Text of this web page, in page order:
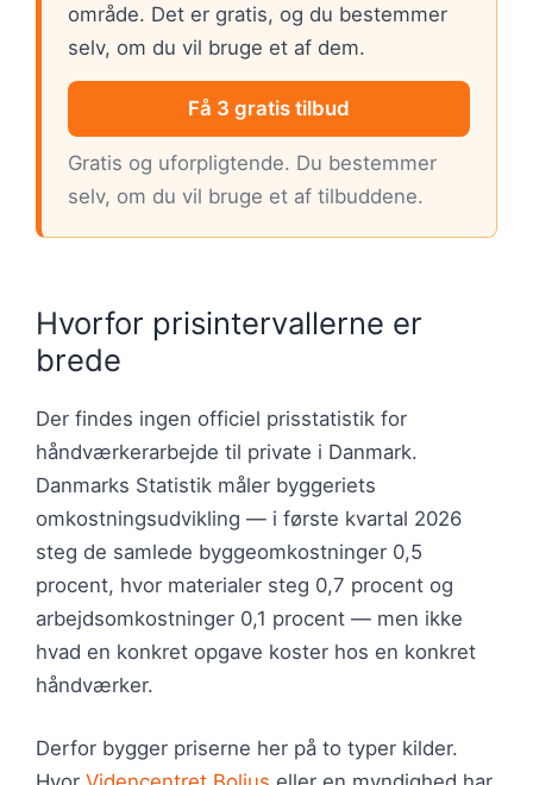
område. Det er gratis, og du bestemmer
selv, om du vil bruge et af dem.
Få 3 gratis tilbud
Gratis og uforpligtende. Du bestemmer
selv, om du vil bruge et af tilbuddene.
Hvorfor prisintervallerne er
brede
Der findes ingen officiel prisstatistik for
håndværkerarbejde til private i Danmark.
Danmarks Statistik måler byggeriets
omkostningsudvikling — i første kvartal 2026
steg de samlede byggeomkostninger 0,5
procent, hvor materialer steg 0,7 procent og
arbejdsomkostninger 0,1 procent — men ikke
hvad en konkret opgave koster hos en konkret
håndværker.
Derfor bygger priserne her på to typer kilder.